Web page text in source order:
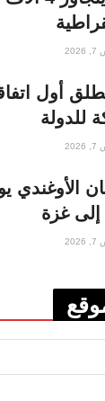
تطلق أول
للدولة
غزة